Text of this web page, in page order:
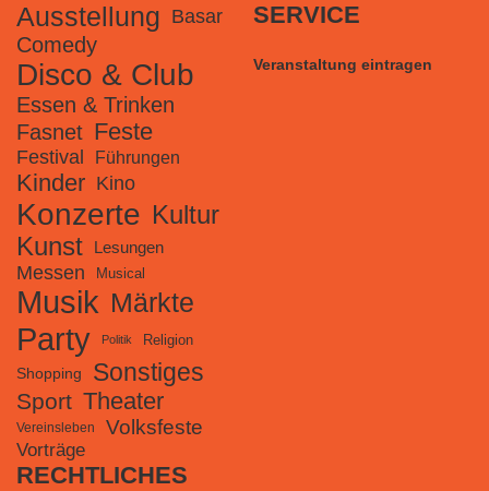
Ausstellung Basar
Comedy
Disco & Club
Essen & Trinken
Fasnet Feste
Festival Führungen
Kinder Kino
Konzerte Kultur
Kunst
Lesungen
Messen Musical
Musik Märkte
Party Politik Religion
Shopping Sonstiges
Sport Theater
Vereinsleben Volksfeste
Vorträge
SERVICE
Veranstaltung eintragen
RECHTLICHES